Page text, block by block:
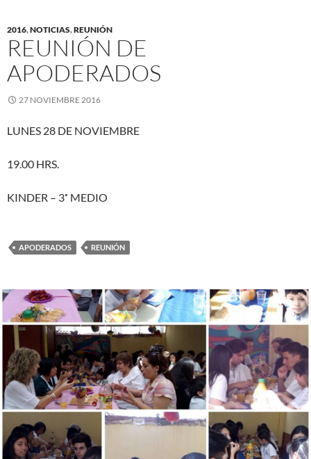
2016,NOTICIAS,REUNIÓN
REUNIÓN DE
APODERADOS
27 NOVIEMBRE 2016
LUNES 28 DE NOVIEMBRE
19.00 HRS.
KINDER – 3˚ MEDIO
APODERADOS REUNIÓN